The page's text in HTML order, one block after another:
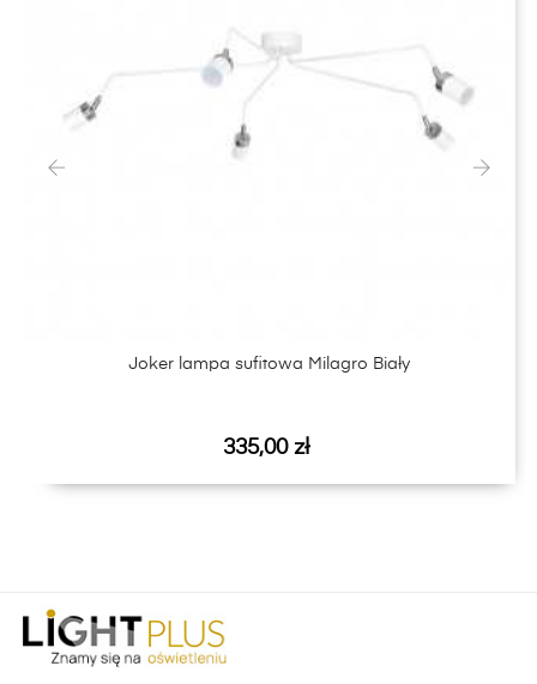
Joker lampa sufitowa Milagro Biały
Cena
335,00 zł